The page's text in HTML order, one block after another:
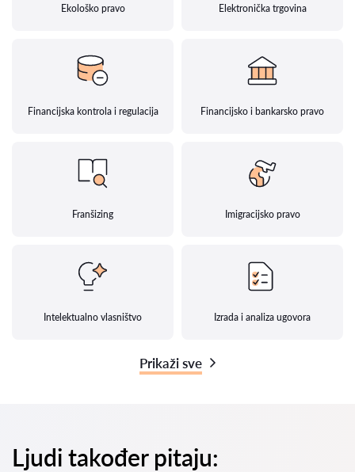
Ekološko pravo Elektronička trgovina
Financijska kontrola i regulacija Financijsko i bankarsko pravo
Franšizing Imigracijsko pravo
Intelektualno vlasništvo Izrada i analiza ugovora
Prikaži sve
Ljudi također pitaju: